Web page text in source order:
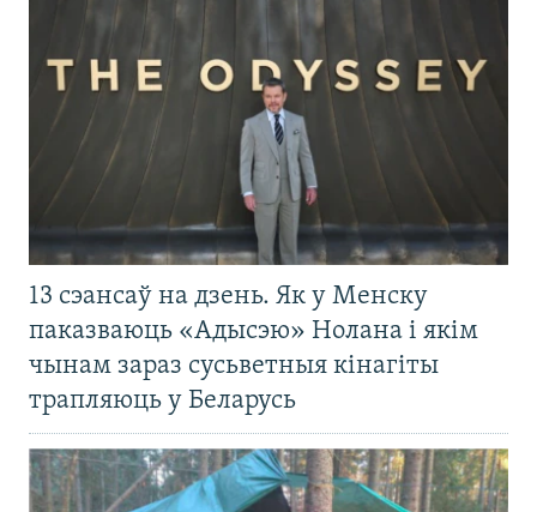
13 сэансаў на дзень. Як у Менску
паказваюць «Адысэю» Нолана і якім
чынам зараз сусьветныя кінагіты
трапляюць у Беларусь